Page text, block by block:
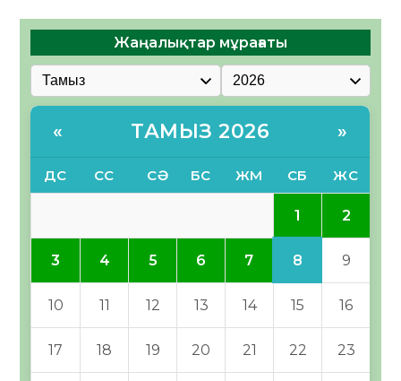
Жаңалықтар мұрағаты
« ТАМЫЗ 2026 »
ДС СС СӘ БС ЖМ СБ ЖС
1 2
3 4 5 6 7 8 9
10 11 12 13 14 15 16
17 18 19 20 21 22 23